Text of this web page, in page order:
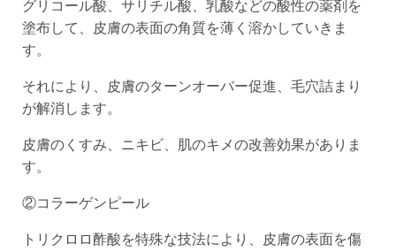
グリコール酸、サリチル酸、乳酸などの酸性の薬剤を
塗布して、皮膚の表面の角質を薄く溶かしていきま
す。
それにより、皮膚のターンオーバー促進、毛穴詰まり
が解消します。
皮膚のくすみ、ニキビ、肌のキメの改善効果がありま
す。
②コラーゲンピール
トリクロロ酢酸を特殊な技法により、皮膚の表面を傷